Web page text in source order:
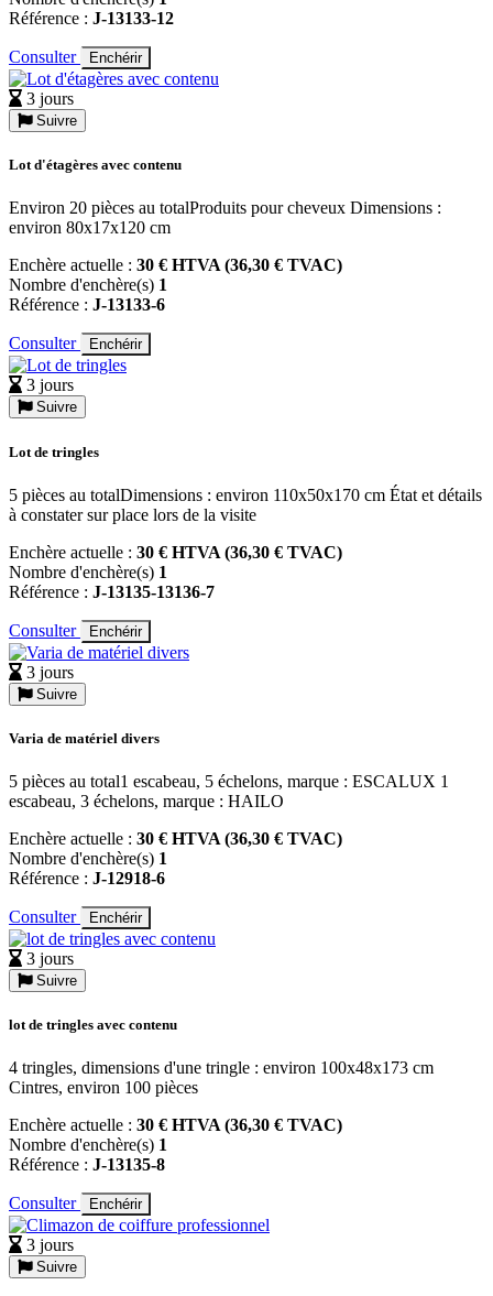
Référence : J-13133-12
Consulter Enchérir
3 jours
Suivre
Lot d'étagères avec contenu
Environ 20 pièces au totalProduits pour cheveux Dimensions :
environ 80x17x120 cm
Enchère actuelle : 30 € HTVA (36,30 € TVAC)
Nombre d'enchère(s) 1
Référence : J-13133-6
Consulter Enchérir
3 jours
Suivre
Lot de tringles
5 pièces au totalDimensions : environ 110x50x170 cm État et détails
à constater sur place lors de la visite
Enchère actuelle : 30 € HTVA (36,30 € TVAC)
Nombre d'enchère(s) 1
Référence : J-13135-13136-7
Consulter Enchérir
3 jours
Suivre
Varia de matériel divers
5 pièces au total1 escabeau, 5 échelons, marque : ESCALUX 1
escabeau, 3 échelons, marque : HAILO
Enchère actuelle : 30 € HTVA (36,30 € TVAC)
Nombre d'enchère(s) 1
Référence : J-12918-6
Consulter Enchérir
3 jours
Suivre
lot de tringles avec contenu
4 tringles, dimensions d'une tringle : environ 100x48x173 cm
Cintres, environ 100 pièces
Enchère actuelle : 30 € HTVA (36,30 € TVAC)
Nombre d'enchère(s) 1
Référence : J-13135-8
Consulter Enchérir
3 jours
Suivre